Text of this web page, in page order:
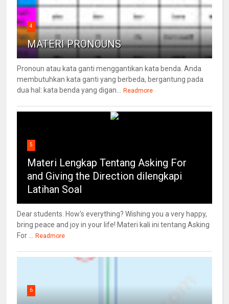
4
MATERI PRONOUNS
Pronoun atau kata ganti menggantikan kata benda. Anda
membutuhkan kata ganti yang berbeda, bergantung pada
dua hal: kata benda yang digan... Readmore
5
Materi Lengkap Tentang Asking For
and Giving the Direction dilengkapi
Latihan Soal
Dear students. How's everything? Wishing you a very happy,
bring peace and joy in your life! Materi kali ini tentang Asking
For ... Readmore
6